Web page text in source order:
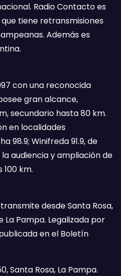
Radio Contacto es
tiene retransmisiones
Además es
con una reconocida
gran alcance,
secundario hasta 80 km.
en localidades
98.9; Winifreda 91.9, de
audiencia y ampliación de
km.
desde Santa Rosa,
Pampa. Legalizada por
en el Boletín
Santa Rosa, La Pampa.